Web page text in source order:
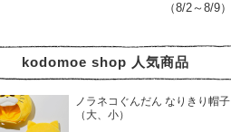
（8/2～8/9）
kodomoe shop 人気商品
ノラネコぐんだん なりきり帽子
（大、小）